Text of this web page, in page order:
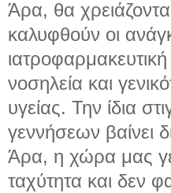
Άρα, θα
καλυφθούν οι
νοσηλεία και
υγείας. Την ίδια
γεννήσεων βαίνει
Άρα, η χώρα μας
ταχύτητα και δεν